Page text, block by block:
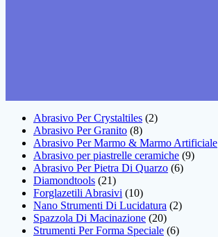
Abrasivo Per Crystaltiles 2
Abrasivo Per Granito 8
Abrasivo Per Marmo & Marmo Artificiale
Abrasivo per piastrelle ceramiche 9
Abrasivo Per Pietra Di Quarzo 6
Diamondtools 21
Forglazetili Abrasivi
10
Nano Strumenti Di Lucidatura
2
Spazzola Di Macinazione 20
Strumenti Per Forma Speciale 6